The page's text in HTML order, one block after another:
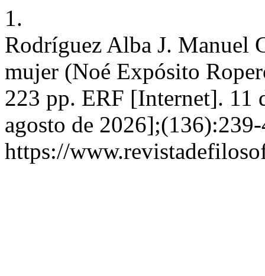
1.
Rodríguez Alba J. Manuel
mujer (Noé Expósito
223 pp. ERF [Internet]. 11
agosto de
https://